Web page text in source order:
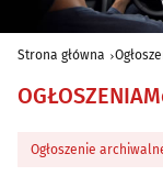
Strona główna
OGŁOSZENIA
Ogłoszenie